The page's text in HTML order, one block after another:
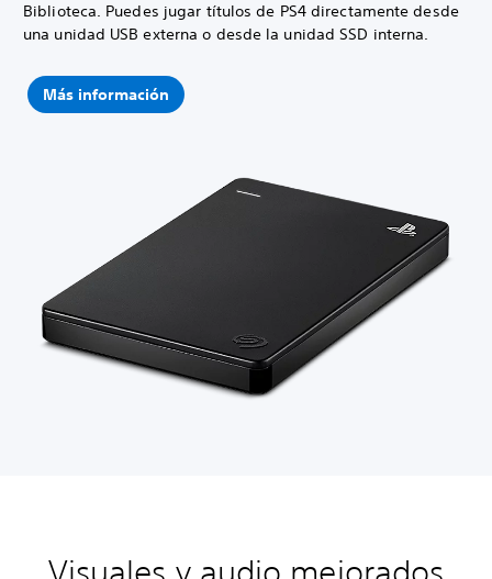
Biblioteca. Puedes jugar títulos de PS4 directamente desde
una unidad USB externa o desde la unidad SSD interna.
Más información